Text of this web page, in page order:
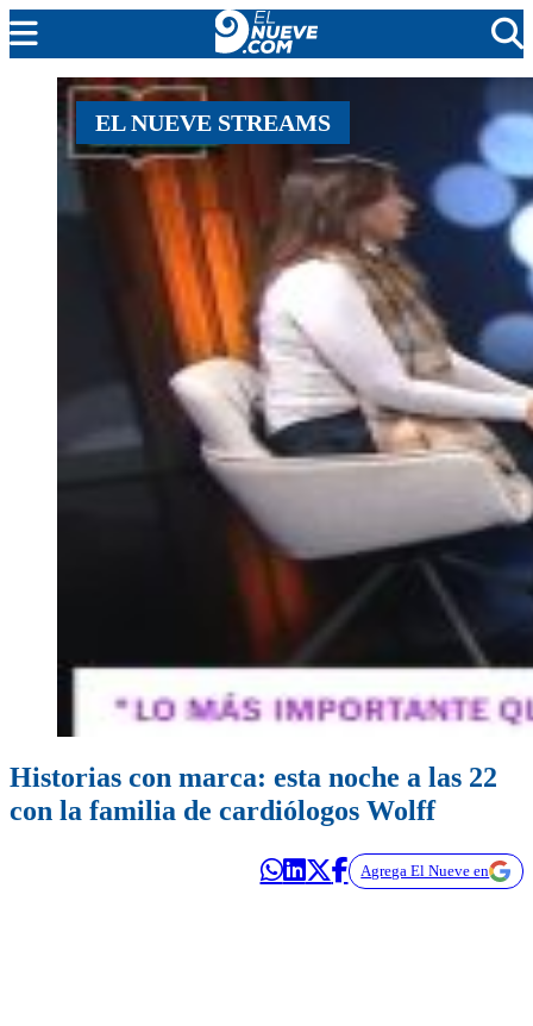
MENDOZA
CADA DÍA
NOTICIERO 9
PROTAGONISTAS
EL NUEVE STREAMS
PROGRAMACIÓN
EL NUEVE STREAMS
Historias con marca: esta noche a las 22
con la familia de cardiólogos Wolff
Agrega El Nueve en